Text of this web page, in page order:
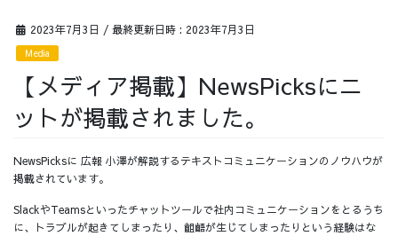
サービス
採用情報
2023年7月3日 / 最終更新日時 : 2023年7月3日
Media
【メディア掲載】NewsPicksにニ
ットが掲載されました。
NewsPicksに 広報 小澤が解説するテキストコミュニケーションのノウハウが
掲載されています。
SlackやTeamsといったチャットツールで社内コミュニケーションをとるうち
に、トラブルが起きてしまったり、齟齬が生じてしまったりという経験はな